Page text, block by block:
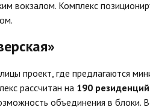
вокзалом. Комплекс
проект, где предлагаются
рассчитан на 190 резиденций
объединения в блоки.